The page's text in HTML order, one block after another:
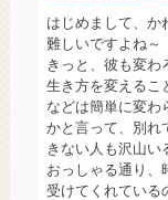
はじめまして、か
難しいですよね～
きっと、彼も変わ
生き方を変えるこ
などは簡単に変わ
かと言って、別れ
きない人も沢山い
おっしゃる通り、
受けてくれている